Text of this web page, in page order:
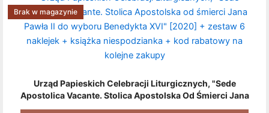
Urząd Papieskich Celebracji Liturgicznych, "Sede
Apostolica Vacante. Stolica Apostolska Od Śmierci Jana
Pawła II Do Wyboru Benedykta XVI" [2020] + Zestaw 6
Brak w magazynie